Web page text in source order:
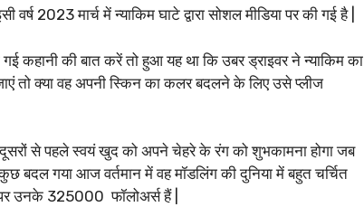
2023 मार्च में न्याकिम घाटे द्वारा सोशल मीडिया पर की गई है |
कहानी की बात करें तो हुआ यह था कि उबर ड्राइवर ने न्याकिम का
तो क्या वह अपनी स्किन का कलर बदलने के लिए उसे प्लीज
से पहले स्वयं खुद को अपने चेहरे के रंग को शुभकामना होगा जब
बदल गया आज वर्तमान में वह मॉडलिंग की दुनिया में बहुत चर्चित
उनके 325000 फॉलोअर्स हैं |